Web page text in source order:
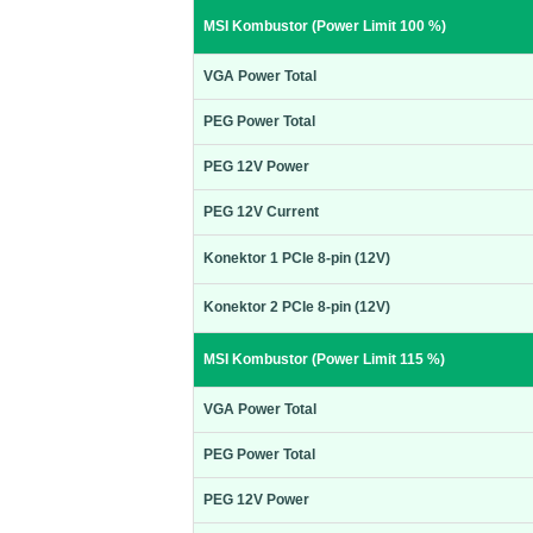
MSI Kombustor (Power Limit 100 %)
VGA Power Total
PEG Power Total
PEG 12V Power
PEG 12V Current
Konektor 1 PCIe 8-pin (12V)
Konektor 2 PCIe 8-pin (12V)
MSI Kombustor (Power Limit 115 %)
VGA Power Total
PEG Power Total
PEG 12V Power